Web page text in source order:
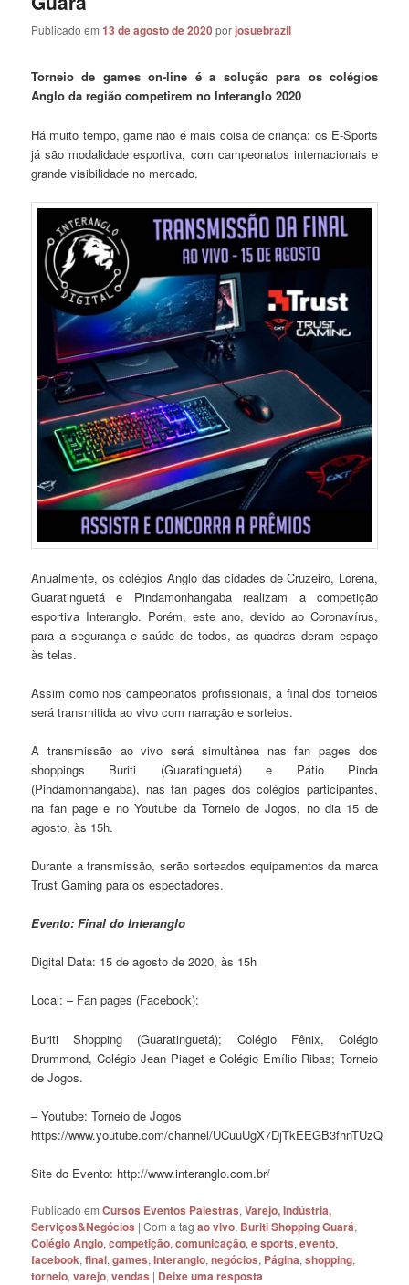
Publicado em13 de agosto de 2020porjosuebrazil
Torneio de games on-line é a solução para os colégios
Anglo da região competirem no Interanglo 2020
Há muito tempo, game não é mais coisa de criança: os E-Sports
já são modalidade esportiva, com campeonatos internacionais e
grande visibilidade no mercado.
Anualmente, os colégios Anglo das cidades de Cruzeiro, Lorena,
Guaratinguetá e Pindamonhangaba realizam a competição
esportiva Interanglo. Porém, este ano, devido ao Coronavírus,
para a segurança e saúde de todos, as quadras deram espaço
às telas.
Assim como nos campeonatos profissionais, a final dos torneios
será transmitida ao vivo com narração e sorteios.
A transmissão ao vivo será simultânea nas fan pages dos
shoppings Buriti (Guaratinguetá) e Pátio Pinda
(Pindamonhangaba), nas fan pages dos colégios participantes,
na fan page e no Youtube da Torneio de Jogos, no dia 15 de
agosto, às 15h.
Durante a transmissão, serão sorteados equipamentos da marca
Trust Gaming para os espectadores.
Evento: Final do Interanglo
Digital Data: 15 de agosto de 2020, às 15h
Local: – Fan pages (Facebook):
Buriti Shopping (Guaratinguetá); Colégio Fênix, Colégio
Drummond, Colégio Jean Piaget e Colégio Emílio Ribas; Torneio
de Jogos.
– Youtube: Torneio de Jogos
https://www.youtube.com/channel/UCuuUgX7DjTkEEGB3fhnTUzQ
Site do Evento: http://www.interanglo.com.br/
Publicado em Cursos Eventos Palestras,Varejo, Indústria,
Serviços&Negócios |Com a tagao vivo, Buriti Shopping Guará,
Colégio Anglo,competição,comunicação,e sports,evento,
facebook,final,games,Interanglo,negócios, Página,shopping,
torneio,varejo,vendas | Deixe uma resposta